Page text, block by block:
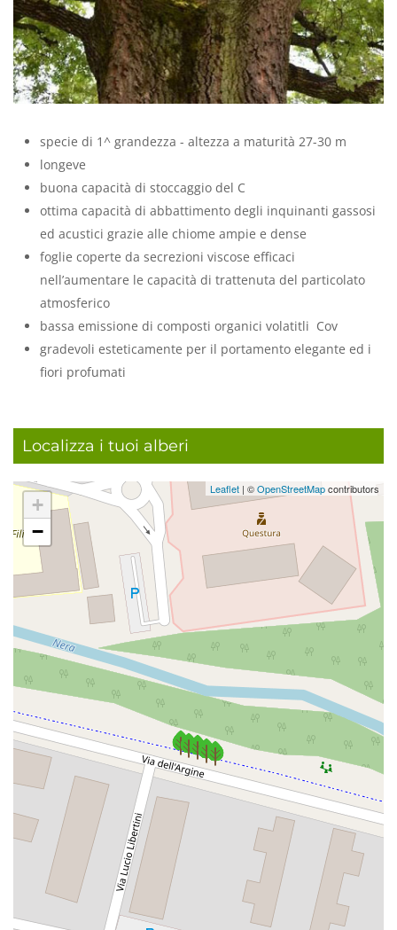
specie di 1^ grandezza - altezza a maturità 27-30 m
longeve
buona capacità di stoccaggio del C
ottima capacità di abbattimento degli inquinanti gassosi
ed acustici grazie alle chiome ampie e dense
foglie coperte da secrezioni viscose efficaci
nell’aumentare le capacità di trattenuta del particolato
atmosferico
bassa emissione di composti organici volatitli Cov
gradevoli esteticamente per il portamento elegante ed i
fiori profumati
Localizza i tuoi alberi
+
−
Leaflet | ©OpenStreetMapcontributors